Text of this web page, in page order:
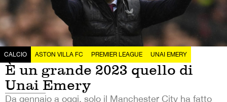
CALCIO ASTON VILLA FC PREMIER LEAGUE UNAI EMERY
È un grande 2023 quello di
Unai Emery
Da gennaio a oggi, solo il Manchester City ha fatto